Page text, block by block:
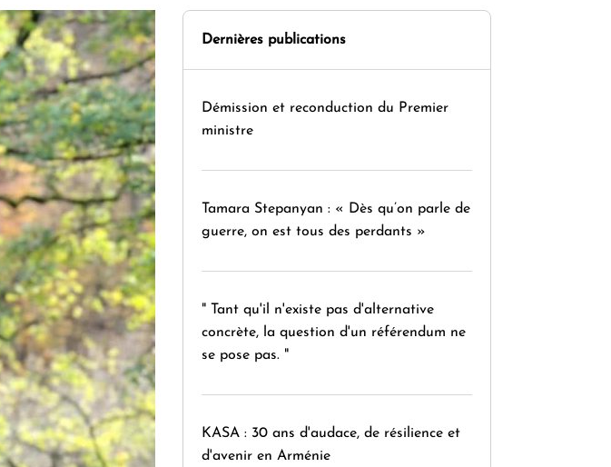
Dernières publications
Démission et reconduction du Premier
ministre
Tamara Stepanyan : « Dès qu’on parle de
guerre, on est tous des perdants »
" Tant qu'il n'existe pas d'alternative
concrète, la question d'un référendum ne
se pose pas. "
KASA : 30 ans d'audace, de résilience et
d'avenir en Arménie